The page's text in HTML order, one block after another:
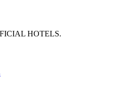
HOTELS.